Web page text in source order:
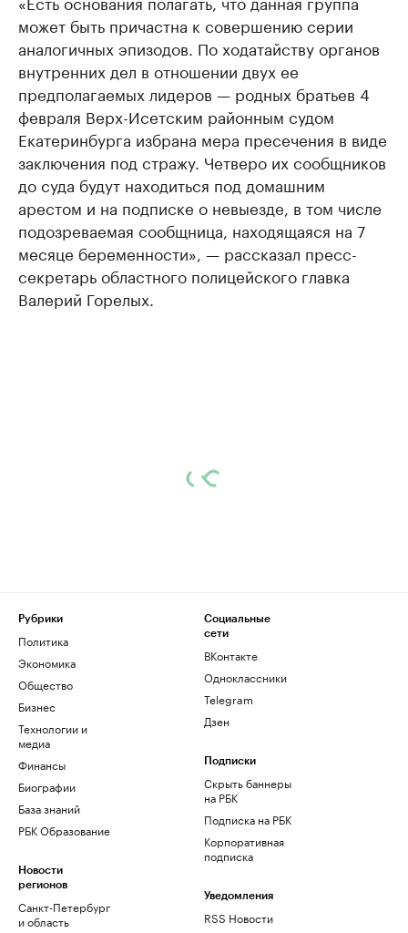
может быть причастна к совершению серии
аналогичных эпизодов. По ходатайству органов
внутренних дел в отношении двух ее
предполагаемых лидеров — родных братьев 4
февраля Верх-Исетским районным судом
Екатеринбурга избрана мера пресечения в виде
заключения под стражу. Четверо их сообщников
до суда будут находиться под домашним
арестом и на подписке о невыезде, в том числе
подозреваемая сообщница, находящаяся на 7
месяце беременности», — рассказал пресс-
секретарь областного полицейского главка
Валерий Горелых.
Рубрики
Политика
Экономика
Общество
Бизнес
Технологии и
медиа
Финансы
Биографии
База знаний
РБК Образование
Новости
регионов
Санкт-Петербург
и область
Социальные
сети
ВКонтакте
Одноклассники
Telegram
Дзен
Подписки
Скрыть баннеры
на РБК
Подписка на РБК
Корпоративная
подписка
Уведомления
RSS Новости